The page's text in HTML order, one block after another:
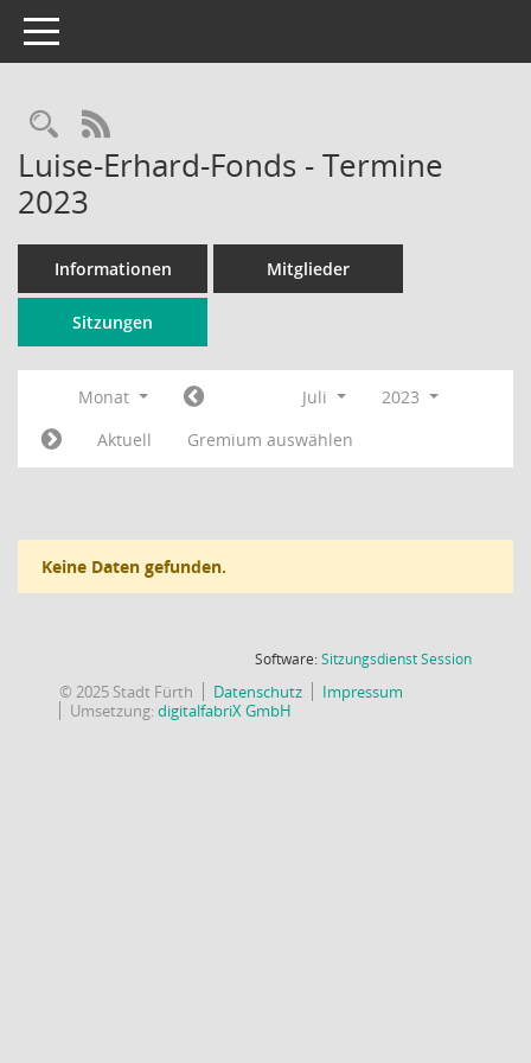
Toggle navigation
Rechercheauswahl
RSS-Feed
Luise-Erhard-Fonds - Termine
2023
Informationen Mitglieder
Sitzungen
Monat Juli
2023
Aktuell
Gremium auswählen
Keine Daten gefunden.
Software:SitzungsdienstSession(Wird in
© 2025 Stadt Fürth Datenschutz
Impressum
Umsetzung:digitalfabriX GmbH